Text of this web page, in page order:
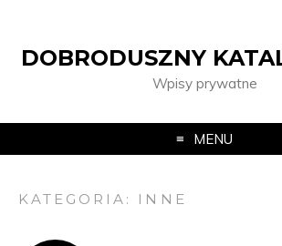
DOBRODUSZNY
Wpisy prywatne
MENU
KATEGORIA: INNE